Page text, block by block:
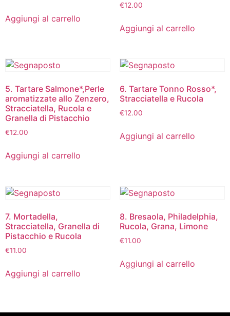
Aggiungi al carrello
€12.00
Aggiungi al carrello
5. Tartare Salmone*,Perle
aromatizzate allo Zenzero,
Stracciatella, Rucola e
Granella di Pistacchio
€12.00
Aggiungi al carrello
6. Tartare Tonno Rosso*,
Stracciatella e Rucola
€12.00
Aggiungi al carrello
7. Mortadella,
Stracciatella, Granella di
Pistacchio e Rucola
€11.00
Aggiungi al carrello
8. Bresaola, Philadelphia,
Rucola, Grana, Limone
€11.00
Aggiungi al carrello